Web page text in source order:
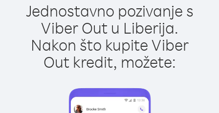
Jednostavno pozivanje s
Viber Out u Liberija.
Nakon što kupite Viber
Out kredit, možete: